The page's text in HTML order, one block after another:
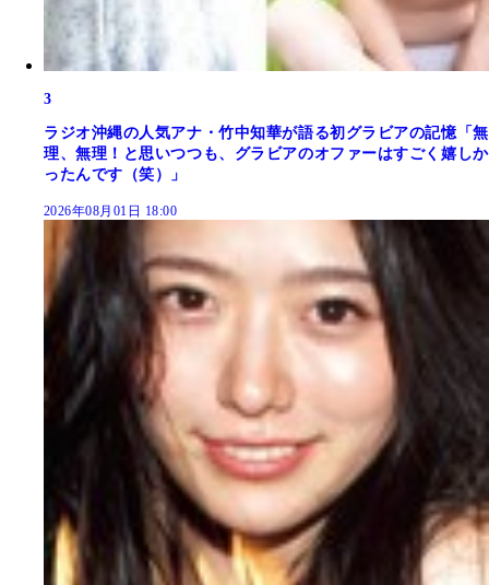
3
ラジオ沖縄の人気アナ・竹中知華が語る初グラビアの記憶「無
理、無理！と思いつつも、グラビアのオファーはすごく嬉しか
ったんです（笑）」
2026年08月01日 18:00